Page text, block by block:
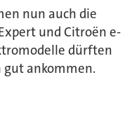
nun auch die
und Citroën e-
dürften
gut ankommen.